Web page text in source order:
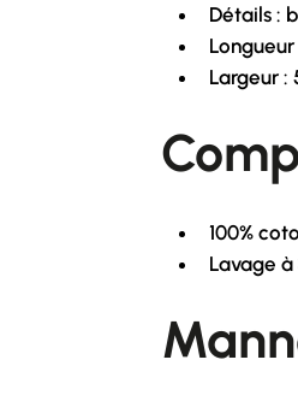
Détails :
Largeur :
100%
Lavage